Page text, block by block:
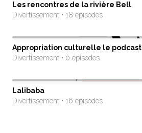
Les rencontres de la rivière Bell
Divertissement • 18 épisodes
Appropriation culturelle le podcast
Divertissement • 0 épisodes
Lalibaba
Divertissement • 16 épisodes